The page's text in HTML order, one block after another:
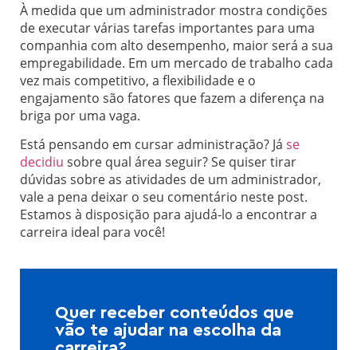
À medida que um administrador mostra condições
de executar várias tarefas importantes para uma
companhia com alto desempenho, maior será a sua
empregabilidade. Em um mercado de trabalho cada
vez mais competitivo, a flexibilidade e o
engajamento são fatores que fazem a diferença na
briga por uma vaga.
Está pensando em cursar administração? Já se
decidiu sobre qual área seguir? Se quiser tirar
dúvidas sobre as atividades de um administrador,
vale a pena deixar o seu comentário neste post.
Estamos à disposição para ajudá-lo a encontrar a
carreira ideal para você!
Quer receber conteúdos que
vão te ajudar na escolha da